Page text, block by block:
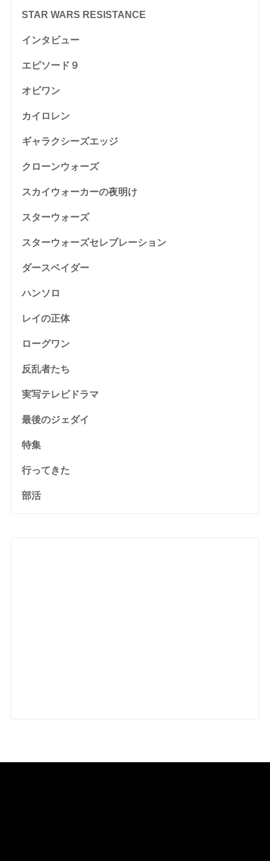
STAR WARS RESISTANCE
インタビュー
エピソード９
オビワン
カイロレン
ギャラクシーズエッジ
クローンウォーズ
スカイウォーカーの夜明け
スターウォーズ
スターウォーズセレブレーション
ダースベイダー
ハンソロ
レイの正体
ローグワン
反乱者たち
実写テレビドラマ
最後のジェダイ
特集
行ってきた
部活